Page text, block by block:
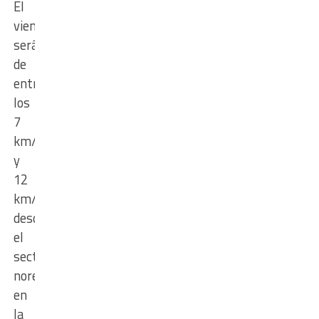
El
viento
será
de
entre
los
7
km/h
y
12
km/h
desde
el
sector
noreste
en
la